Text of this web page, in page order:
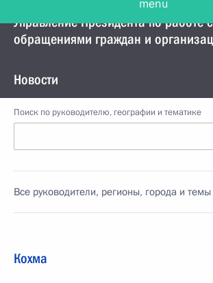
Управление Президента по работе с
обращениями граждан и
Новости
Поиск по руководителю, географии и тематике
Все руководители, регионы, города и темы
Кохма